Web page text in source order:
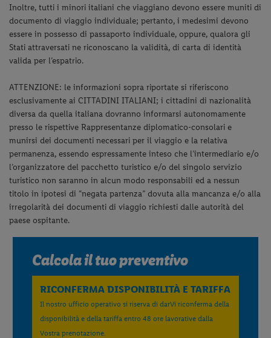
Inoltre, tutti i minori italiani che viaggiano devono essere muniti di
documento di viaggio individuale; pertanto, i medesimi devono
essere in possesso di passaporto individuale, oppure, qualora gli
Stati attraversati ne riconoscano la validità, di carta di identità
valida per l’espatrio.
ATTENZIONE: le informazioni sopra riportate si riferiscono
esclusivamente ai CITTADINI ITALIANI; i cittadini di nazionalità
diversa da quella italiana dovranno informarsi autonomamente
presso le rispettive Rappresentanze diplomatico-consolari e
munirsi dei documenti necessari per il viaggio e la relativa
permanenza, essendo espressamente inteso che l’intermediario e/o
l’organizzatore del pacchetto turistico e/o del singolo servizio
turistico non saranno in alcun modo responsabili ed a nessun
titolo in ipotesi di “negata partenza” dovuta alla mancanza e/o alla
irregolarità dei documenti di viaggio richiesti dalle autorità del
paese ospitante.
Calcola il tuo preventivo
RICONFERMA DISPONIBILITÀ E TARIFFA
Il nostro ufficio operativo si riserva di darVi riconferma della
disponibilità e della tariffa entro 48 ore lavorative dalla
Vostra prenotazione.